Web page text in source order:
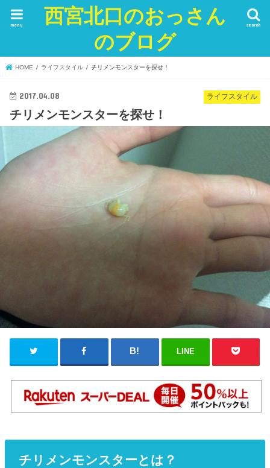
西宮北口のおっさん
のブログ
search
menu
HOME ライフスタイル チリメンモンスターを探せ！
ライフスタイル
2017.04.08
チリメンモンスターを探せ！
LINE
チリメンモンスターとは？